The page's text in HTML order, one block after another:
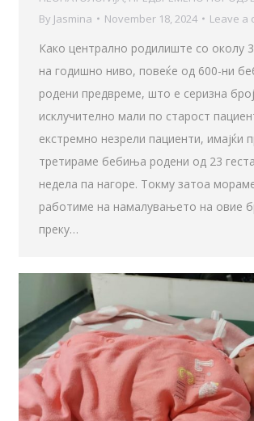
By Jasmina November 18, 2024 Leave a
Како централно родилиште со околу
на годишно ниво, повеќе од 600-ни
родени предвреме, што е серизна
исклучително мали по старост
екстремно незрели пациенти, имајќи
третираме бебиња родени од 23
недела па нагоре. Токму затоа
работиме на намалувањето на овие
преку…